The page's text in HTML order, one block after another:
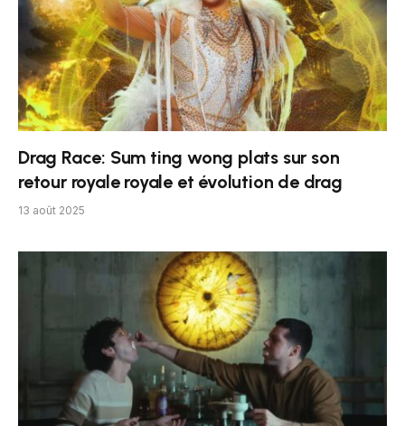
Drag Race: Sum ting wong plats sur son
retour royale royale et évolution de drag
13 août 2025